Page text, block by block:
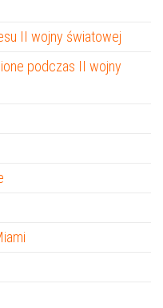
II wojny światowej
podczas II wojny